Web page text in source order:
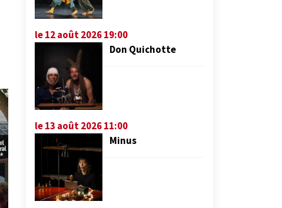
le 12 août 2026 19:00
Don Quichotte
le 13 août 2026 11:00
Minus